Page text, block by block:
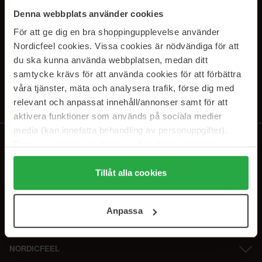
Denna webbplats använder cookies
För att ge dig en bra shoppingupplevelse använder
Nordicfeel cookies. Vissa cookies är nödvändiga för att
du ska kunna använda webbplatsen, medan ditt
samtycke krävs för att använda cookies för att förbättra
våra tjänster, mäta och analysera trafik, förse dig med
relevant och anpassat innehåll/annonser samt för att
aktivera funktioner som används på sociala medier
media (kan innefatta behandling av personuppgifter).
Genom att trycka på "Tillåt alla cookies" accepterar du
alla cookies, medan du under "Detaljer" kan anpassa
användningen av cookies. Du kan när som helst återkalla
samt vår Integritetspolicy.
Tillåt alla cookies
Anpassa
SUBSCRIBE TO OUR
NEWSLETTER
Tilaamalla hyväksyttietosuojakäytäntömme. Peruuta tilaus milloin
tahansa.
NORDICFEEL